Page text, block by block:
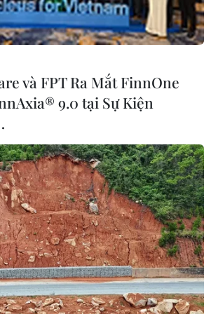
Xem thêm
TẤN XÃ VIỆT NAM
TIẾN DUẨN
NGUYỄN THỊ TÁM, KHÚC THANH
Quy định sử dụng
Hỗ trợ
TTXVN
Quảng cáo
và FPT Ra Mắt FinnOne
9.0 tại Sự Kiện